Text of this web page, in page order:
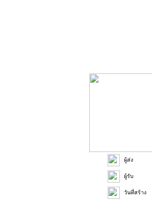
ผู้ส่ง
ผู้รับ
วันที่สร้าง